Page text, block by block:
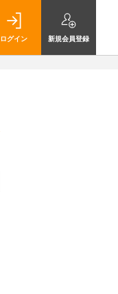
ログイン 新規会員登録